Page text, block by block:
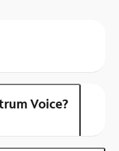
Voice?